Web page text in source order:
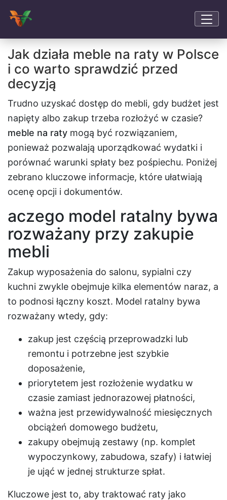
Jak działa meble na raty w Polsce
i co warto sprawdzić przed
decyzją
Trudno uzyskać dostęp do mebli, gdy budżet jest
napięty albo zakup trzeba rozłożyć w czasie?
meble na raty mogą być rozwiązaniem,
ponieważ pozwalają uporządkować wydatki i
porównać warunki spłaty bez pośpiechu. Poniżej
zebrano kluczowe informacje, które ułatwiają
ocenę opcji i dokumentów.
aczego model ratalny bywa
rozważany przy zakupie
mebli
Zakup wyposażenia do salonu, sypialni czy
kuchni zwykle obejmuje kilka elementów naraz, a
to podnosi łączny koszt. Model ratalny bywa
rozważany wtedy, gdy:
zakup jest częścią przeprowadzki lub
remontu i potrzebne jest szybkie
doposażenie,
priorytetem jest rozłożenie wydatku w
czasie zamiast jednorazowej płatności,
ważna jest przewidywalność miesięcznych
obciążeń domowego budżetu,
zakupy obejmują zestawy (np. komplet
wypoczynkowy, zabudowa, szafy) i łatwiej
je ująć w jednej strukturze spłat.
Kluczowe jest to, aby traktować raty jako